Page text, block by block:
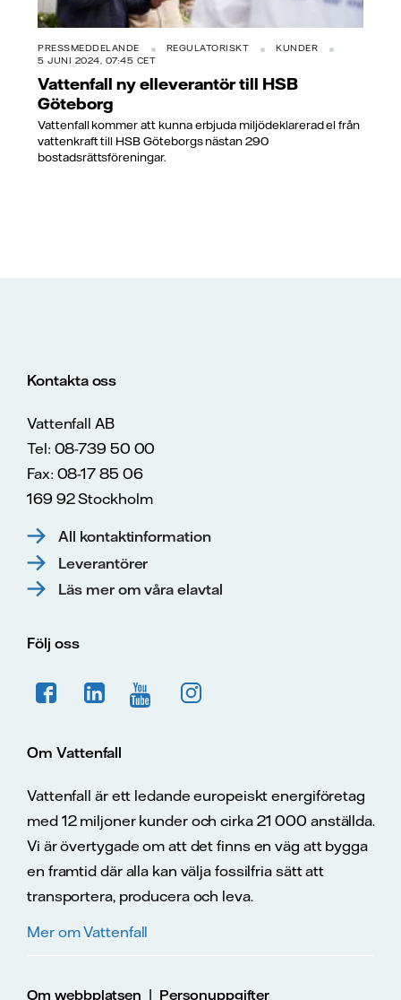
PRESSMEDDELANDE REGULATORISKT
KUNDER
5 JUNI 2024, 07:45 CET
Vattenfall ny elleverantör till HSB
Göteborg
Vattenfall kommer att kunna erbjuda miljödeklarerad el från
vattenkraft till HSB Göteborgs nästan 290
bostadsrättsföreningar.
Kontakta oss
Vattenfall AB
Tel: 08-739 50 00
Fax: 08-17 85 06
169 92 Stockholm
All kontaktinformation
Leverantörer
Läs mer om våra elavtal
Följ oss
Om Vattenfall
Vattenfall är ett ledande europeiskt energiföretag
med 12 miljoner kunder och cirka 21 000 anställda.
Vi är övertygade om att det finns en väg att bygga
en framtid där alla kan välja fossilfria sätt att
transportera, producera och leva.
Mer om Vattenfall
Om webbplatsen | Personuppgifter